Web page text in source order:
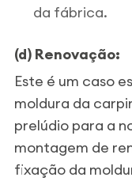
da fábrica.
(d) Renovação:
Este é um caso
moldura da
prelúdio para a
montagem de
fixação da